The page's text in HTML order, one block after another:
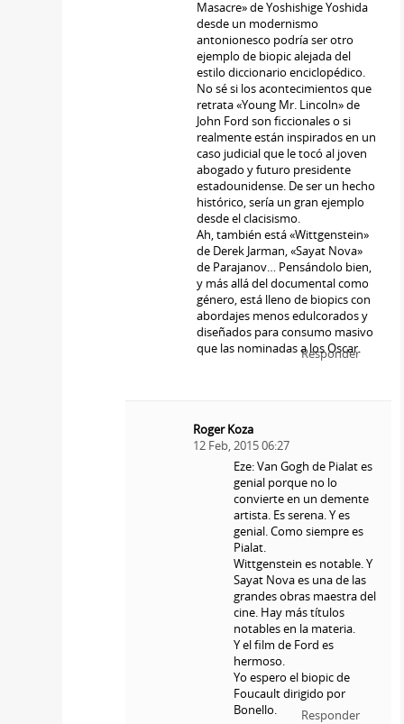
Masacre» de Yoshishige Yoshida
desde un modernismo
antonionesco podría ser otro
ejemplo de biopic alejada del
estilo diccionario enciclopédico.
No sé si los acontecimientos que
retrata «Young Mr. Lincoln» de
John Ford son ficcionales o si
realmente están inspirados en un
caso judicial que le tocó al joven
abogado y futuro presidente
estadounidense. De ser un hecho
histórico, sería un gran ejemplo
desde el clacisismo.
Ah, también está «Wittgenstein»
de Derek Jarman, «Sayat Nova»
de Parajanov… Pensándolo bien,
y más allá del documental como
género, está lleno de biopics con
abordajes menos edulcorados y
diseñados para consumo masivo
que las nominadas a los Oscar.
Responder
Roger Koza
12 Feb, 2015 06:27
Eze: Van Gogh de Pialat es
genial porque no lo
convierte en un demente
artista. Es serena. Y es
genial. Como siempre es
Pialat.
Wittgenstein es notable. Y
Sayat Nova es una de las
grandes obras maestra del
cine. Hay más títulos
notables en la materia.
Y el film de Ford es
hermoso.
Yo espero el biopic de
Foucault dirigido por
Bonello.
Responder